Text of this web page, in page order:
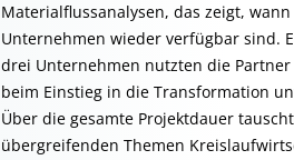
Materialflussanalysen, das zeigt,
Unternehmen wieder verfügbar sind.
drei Unternehmen nutzten die
beim Einstieg in die Transformation
Über die gesamte Projektdauer
übergreifenden Themen